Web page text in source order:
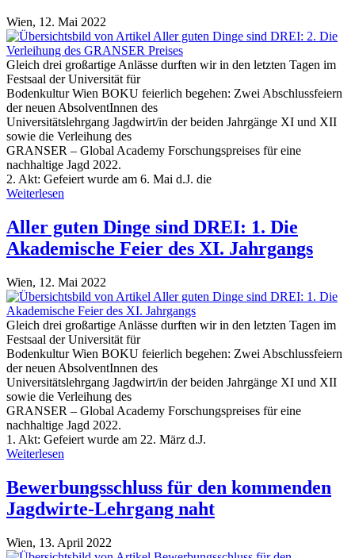
Wien, 12. Mai 2022
Gleich drei großartige Anlässe durften wir in den letzten Tagen im
Festsaal der Universität für
Bodenkultur Wien BOKU feierlich begehen: Zwei Abschlussfeiern
der neuen AbsolventInnen des
Universitätslehrgang Jagdwirt/in der beiden Jahrgänge XI und XII
sowie die Verleihung des
GRANSER – Global Academy Forschungspreises für eine
nachhaltige Jagd 2022.
2. Akt: Gefeiert wurde am 6. Mai d.J. die
Weiterlesen
Aller guten Dinge sind DREI: 1. Die
Akademische Feier des XI. Jahrgangs
Wien, 12. Mai 2022
Gleich drei großartige Anlässe durften wir in den letzten Tagen im
Festsaal der Universität für
Bodenkultur Wien BOKU feierlich begehen: Zwei Abschlussfeiern
der neuen AbsolventInnen des
Universitätslehrgang Jagdwirt/in der beiden Jahrgänge XI und XII
sowie die Verleihung des
GRANSER – Global Academy Forschungspreises für eine
nachhaltige Jagd 2022.
1. Akt: Gefeiert wurde am 22. März d.J.
Weiterlesen
Bewerbungsschluss für den kommenden
Jagdwirte-Lehrgang naht
Wien, 13. April 2022